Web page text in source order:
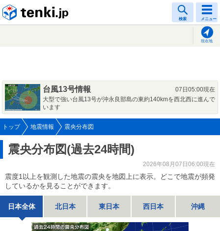
検索 メニュー
現在地
台風13号情報
07日05:00現在
大型で強い台風13号が沖永良部島の東約140kmを西北西に進んで
います
トップ 地震情報 震央分布図
震央分布図(過去24時間)
2026年08月07日06:00現在
震度1以上を観測した地震の震央を地図上に表示。どこで地震が頻発
しているかを見ることができます。
日本全体 北日本 東日本 西日本 沖縄